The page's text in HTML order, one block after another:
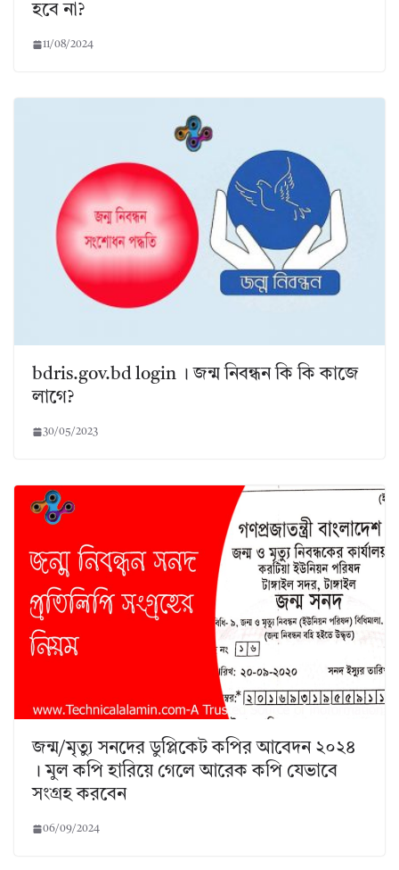
হবে না?
11/08/2024
bdris.gov.bd login । জন্ম নিবন্ধন কি কি কাজে
লাগে?
30/05/2023
জন্ম/মৃত্যু সনদের ডুপ্লিকেট কপির আবেদন ২০২৪
। মুল কপি হারিয়ে গেলে আরেক কপি যেভাবে
সংগ্রহ করবেন
06/09/2024